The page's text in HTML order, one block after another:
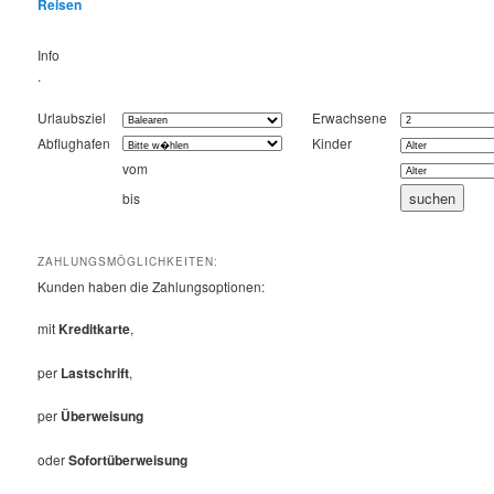
Reisen
Info
.
Urlaubsziel
Erwachsene
Abflughafen
Kinder
vom
bis
ZAHLUNGSMÖGLICHKEITEN:
Kunden haben die Zahlungsoptionen:
mitKreditkarte,
per Lastschrift,
per Überweisung
oderSofortüberweisung